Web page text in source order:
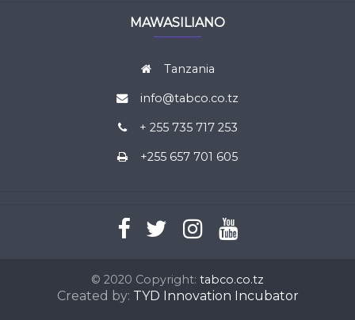
MAWASILIANO
Tanzania
info@tabco.co.tz
+ 255 735 717 253
+255 657 701 605
© 2020 Copyright: tabco.co.tz
Created by: TYD Innovation Incubator